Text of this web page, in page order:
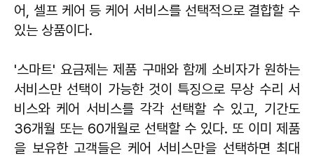
어, 셀프 케어 등 케어 서비스를 선택적으로 결합할 수
있는 상품이다.
'스마트' 요금제는 제품 구매와 함께 소비자가 원하는
서비스만 선택이 가능한 것이 특징으로 무상 수리 서
비스와 케어 서비스를 각각 선택할 수 있고, 기간도
36개월 또는 60개월로 선택할 수 있다. 또 이미 제품
을 보유한 고객들은 케어 서비스만을 선택하면 최대